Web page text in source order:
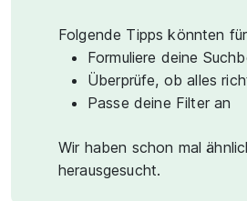
Folgende Tipps könnten
Formuliere deine
Überprüfe, ob alles
Passe deine Filter an
Wir haben schon mal
herausgesucht.